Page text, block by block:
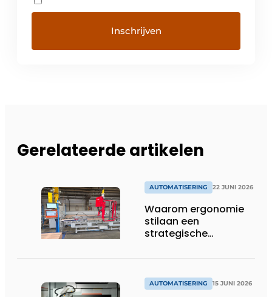
Gerelateerde artikelen
AUTOMATISERING 22 JUNI 2026
Waarom ergonomie
stilaan een
strategische
AUTOMATISERING 15 JUNI 2026